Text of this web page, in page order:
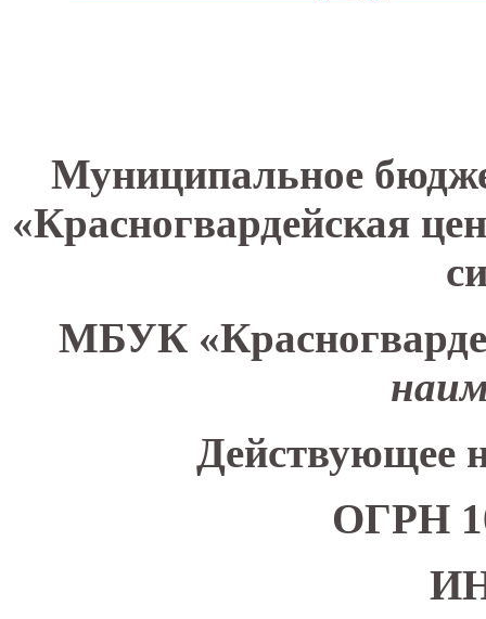
Муниципальное
«Красногвардейская
МБУК
Действующее
ОГРН